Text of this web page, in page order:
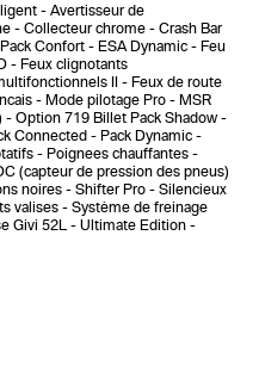
Avertisseur de
Collecteur chrome
Crash Bar
Confort ESA Dynamic
Feu
Feux clignotants
II
Feux de route
Mode pilotage Pro
MSR
Option 719 Billet Pack Shadow
Connected
Pack Dynamic
Poignees chauffantes
(capteur de pression des pneus)
noires Shifter Pro
Silencieux
valises
Système de freinage
Givi 52L
Ultimate Edition